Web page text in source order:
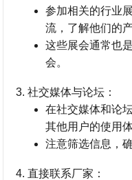
参加相关的行业
流，了解他们的
这些展会通常也
会。
社交媒体与论坛 ：
在社交媒体和论
其他用户的使用
注意筛选信息，
直接联系厂家 ：